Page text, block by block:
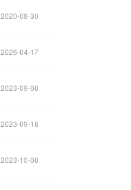
2020-08-30
2026-04-17
2023-09-08
2023-09-18
2023-10-08